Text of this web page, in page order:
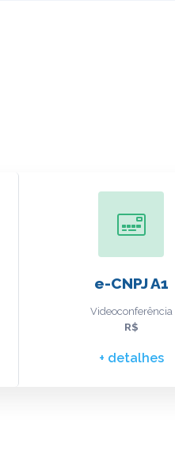
e-CNPJ A1
Videoconferência
R$
+ detalhes